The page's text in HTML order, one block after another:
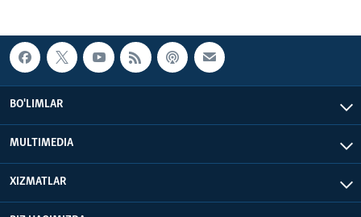
BO'LIMLAR
MULTIMEDIA
XIZMATLAR